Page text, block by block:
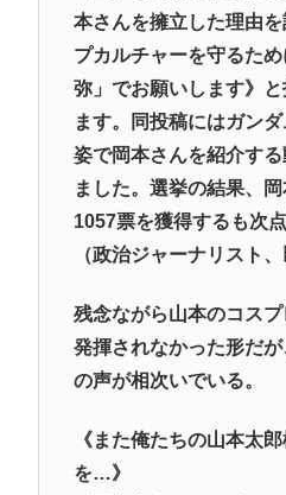
本さんを擁立した理由
プカルチャーを守るた
弥」でお願いします》
ます。同投稿にはガン
姿で岡本さんを紹介す
ました。選挙の結果、
1057票を獲得するも次
（政治ジャーナリスト、
残念ながら山本のコス
発揮されなかった形だ
の声が相次いでいる。
《また俺たちの山本太
を…》